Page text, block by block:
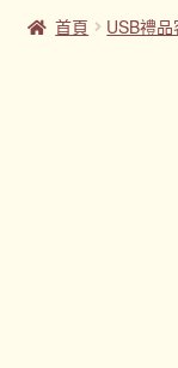
容 首頁 USB禮